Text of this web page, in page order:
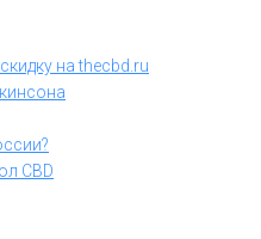
на thecbd.ru
CBD